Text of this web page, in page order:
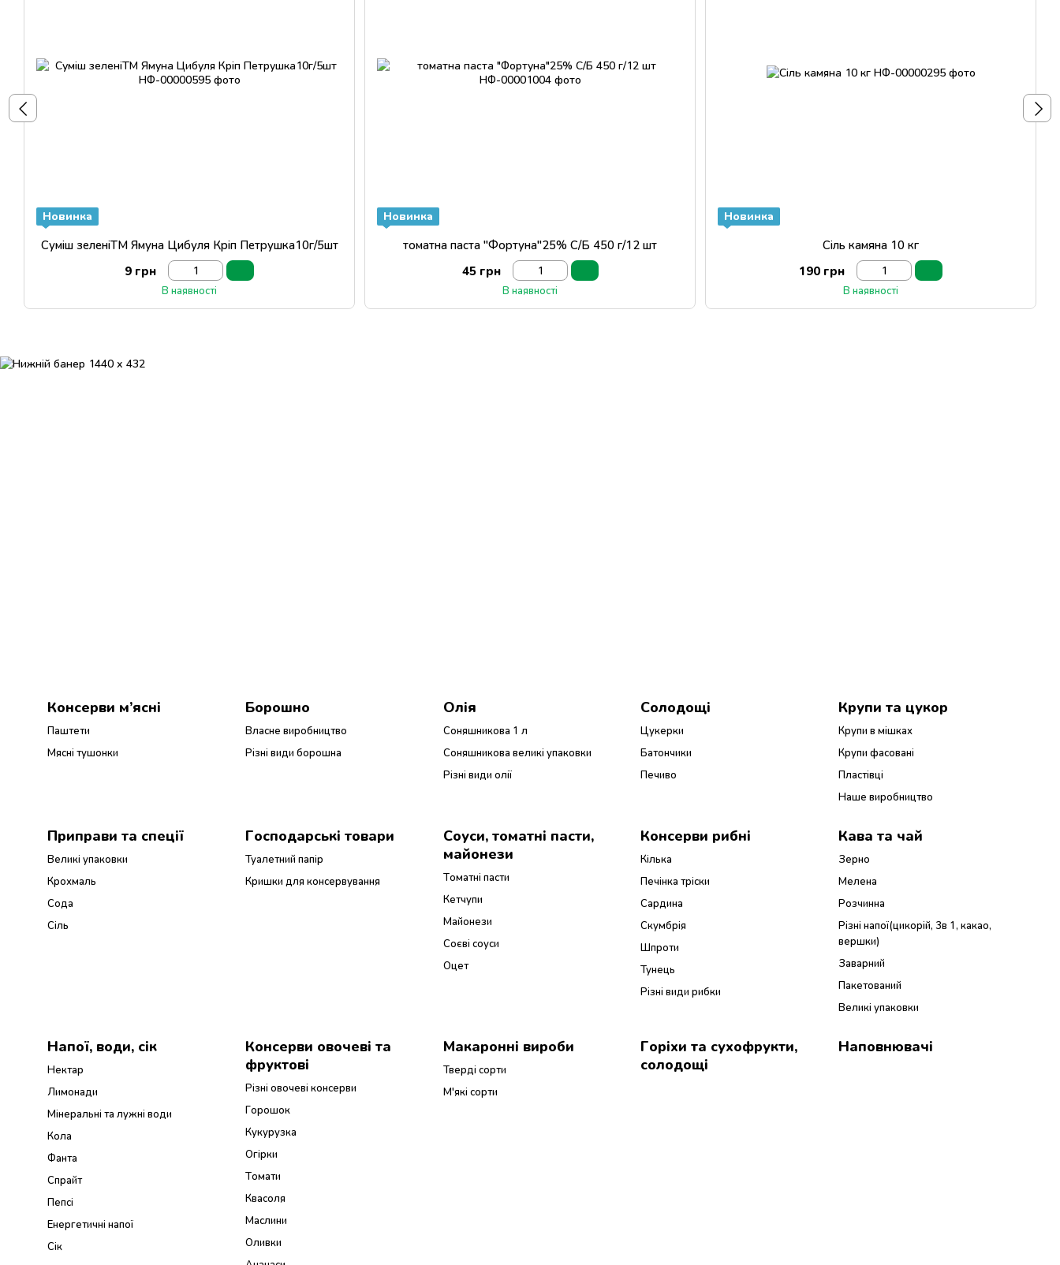
Новинка
Суміш зеленіТМ Ямуна Цибуля Кріп Петрушка10г/5шт
9 грн
В наявності
Новинка
томатна паста "Фортуна"25% С/Б 450 г/12 шт
45 грн
В наявності
Новинка
Сіль камяна 10 кг
190 грн
В наявності
Консерви м’ясні
Паштети
Мясні тушонки
Борошно
Власне виробництво
Різні види борошна
Олія
Соняшникова 1 л
Соняшникова великі упаковки
Різні види олії
Солодощі
Цукерки
Батончики
Печиво
Крупи та цукор
Крупи в мішках
Крупи фасовані
Пластівці
Наше виробництво
Приправи та спеції
Великі упаковки
Крохмаль
Сода
Сіль
Господарські товари
Туалетний папір
Кришки для консервування
Соуси, томатні пасти,
майонези
Томатні пасти
Кетчупи
Майонези
Соєві соуси
Оцет
Консерви рибні
Кілька
Печінка тріски
Сардина
Скумбрія
Шпроти
Тунець
Різні види рибки
Кава та чай
Зерно
Мелена
Розчинна
Різні напої(цикорій, 3в 1, какао,
вершки)
Заварний
Пакетований
Великі упаковки
Напої, води, сік
Нектар
Лимонади
Мінеральні та лужні води
Кола
Фанта
Спрайт
Пепсі
Енергетичні напої
Сік
Консерви овочеві та
фруктові
Різні овочеві консерви
Горошок
Кукурузка
Огірки
Томати
Квасоля
Маслини
Оливки
Макаронні вироби
Тверді сорти
М'які сорти
Горіхи та сухофрукти,
солодощі
Наповнювачі